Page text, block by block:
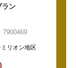
ラン
7900469
リオン地区